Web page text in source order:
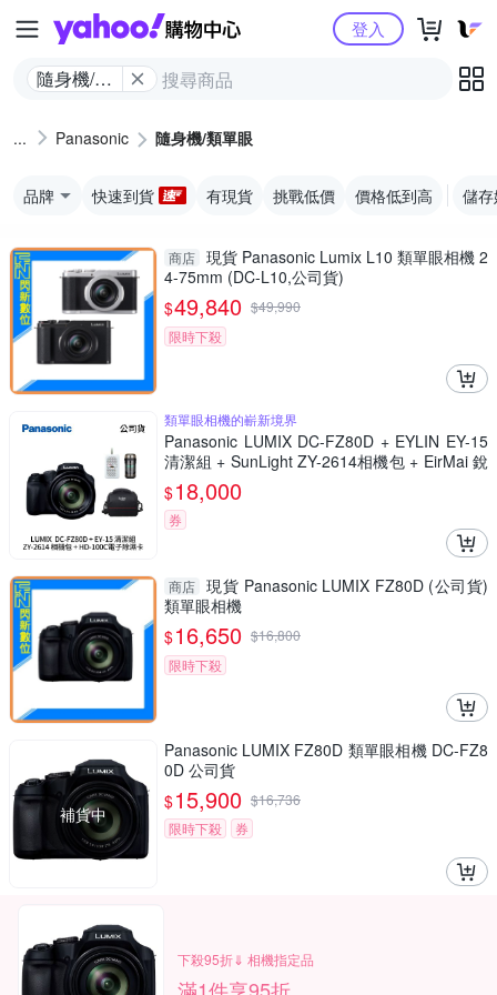
Yahoo購物中心
隨身機/類
登入
Panasonic 隨身機/類單眼
品牌 快速到貨 有現貨 挑戰低價 價格低到高 儲
商店 現貨 Panasonic Lumix L10 類單眼相機 2
4-75mm (DC-L10,公司貨)
$49,840 $49,990
限時下殺
類單眼相機的嶄新境界
Panasonic LUMIX DC-FZ80D + EYLIN EY-15
清潔組 + SunLight ZY-2614相機包 + EirMai 銳
瑪 HD-100C電子除濕卡 FZ80D (公司貨)
$18,000
券
商店 現貨 Panasonic LUMIX FZ80D (公司貨)
類單眼相機
$16,650 $16,800
限時下殺
補貨中
Panasonic LUMIX FZ80D 類單眼相機 DC-FZ8
0D 公司貨
$15,900 $16,736
限時下殺
券
下殺95折⇓ 相機指定品